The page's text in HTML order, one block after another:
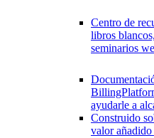
Centro de
libros
seminarios
ayudarle a
Construido
valor añadido